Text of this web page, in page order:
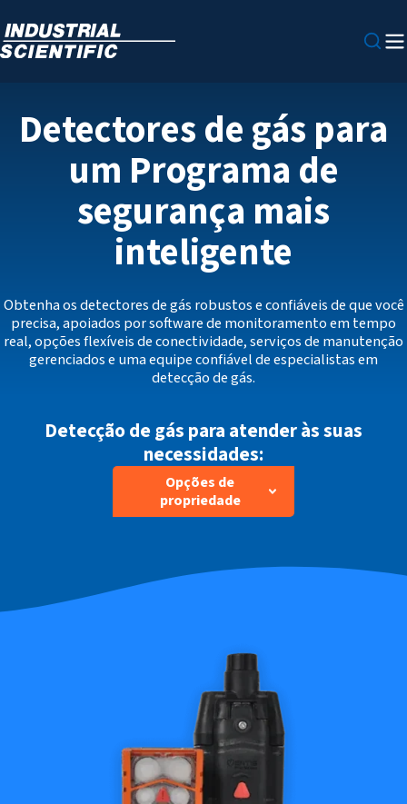
Detectores de gás para
um Programa de
segurança mais
inteligente
Obtenha os detectores de gás robustos e confiáveis de que você
precisa, apoiados por software de monitoramento em tempo
real, opções flexíveis de conectividade, serviços de manutenção
gerenciados e uma equipe confiável de especialistas em
detecção de gás.
Detecção de gás para atender às suas
necessidades:
Opções de
propriedade